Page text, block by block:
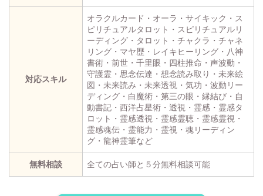
対応スキル
オラクルカード・オーラ・サイキック・ス
ピリチュアルタロット・スピリチュアルリ
ーディング・タロット・チャクラ・チャネ
リング・マヤ歴・レイキヒーリング・八神
書術・前世・千里眼・四柱推命・声波動・
守護霊・思念伝達・想念読み取り・未来絵
図・未来読み・未来透視・気功・波動リー
ディング・白魔術・第三の眼・縁結び・自
動書記・西洋占星術・透視・霊感・霊感タ
ロット・霊感透視・霊感霊聴・霊感霊視・
霊感魂伝・霊能力・霊視・魂リーディン
グ・龍神霊筆など
無料相談 全ての占い師と５分無料相談可能